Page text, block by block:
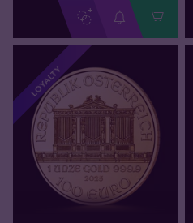
LOYALTY